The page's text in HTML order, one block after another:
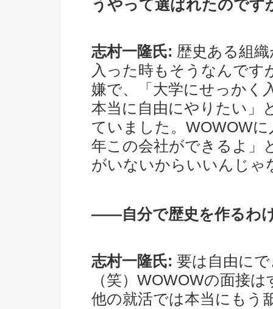
うやって選ばれたのです
志村一隆氏: 歴史ある組
入った時もそうなんです
嫌で、「大学にせっかく
本当に自由にやりたい」
ていました。WOWOW
年この会社ができるよ」
がいないからいいんじゃ
――自分で歴史を作るわ
志村一隆氏: 要は自由に
（笑）WOWOWの面接
他の就活では本当にもう